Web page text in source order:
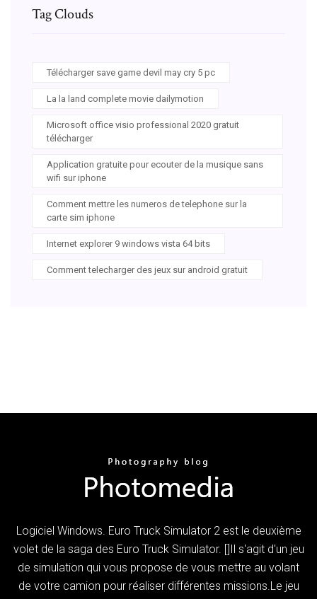
Tag Clouds
Télécharger save game devil may cry 5 pc
La la land complete movie dailymotion
Microsoft office visio professional 2020 gratuit
télécharger
Application gratuite pour ecouter de la musique sans
wifi sur iphone
Comment mettre les numeros de telephone sur la
carte sim iphone
Internet explorer 9 windows vista 64 bits
Comment telecharger des jeux sur android gratuit
Logiciel Windows. Euro Truck Simulator 2 est le deuxième
volet de la saga des Euro Truck Simulator. []Il s'agit d'un jeu
de simulation qui vous propose de vous mettre au volant
de votre camion pour réaliser différentes missions.Le jeu